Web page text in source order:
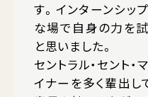
す。インターンシッ
な場で自身の力を
と思いました。
セントラル・セント
イナーを多く輩出し